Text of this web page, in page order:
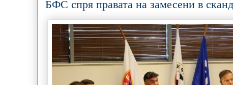
БФС спря правата на замесени в